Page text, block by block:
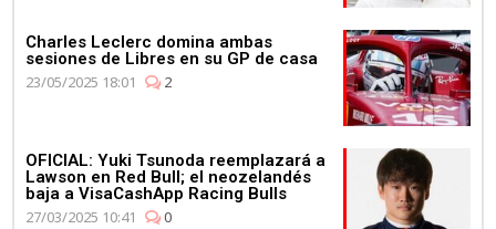
Charles Leclerc domina ambas
sesiones de Libres en su GP de casa
23/05/2025 18:01
2
OFICIAL: Yuki Tsunoda reemplazará a
Lawson en Red Bull; el neozelandés
baja a VisaCashApp Racing Bulls
27/03/2025 10:41
0